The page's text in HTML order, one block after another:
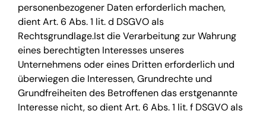
personenbezogener Daten erforderlich machen,
dient Art. 6 Abs. 1 lit. d DSGVO als
Rechtsgrundlage.Ist die Verarbeitung zur Wahrung
eines berechtigten Interesses unseres
Unternehmens oder eines Dritten erforderlich und
überwiegen die Interessen, Grundrechte und
Grundfreiheiten des Betroffenen das erstgenannte
Interesse nicht, so dient Art. 6 Abs. 1 lit. f DSGVO als